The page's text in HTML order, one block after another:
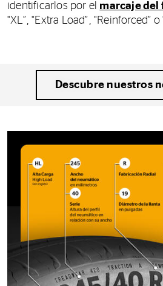
identificarlos por el marcaje del
“XL”, “Extra Load”, “Reinforced” o
Descubre nuestros